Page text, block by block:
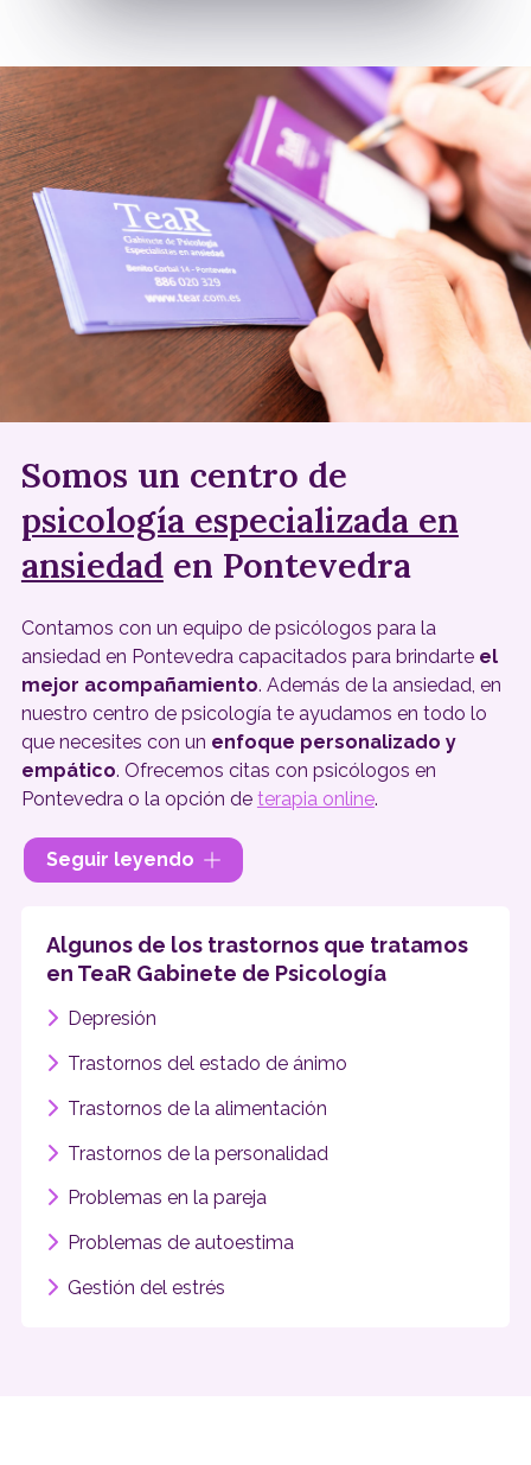
Somos un centro de
psicología especializada en
ansiedaden Pontevedra
Contamos con un equipo de psicólogos para la
ansiedad en Pontevedra capacitados para brindarte el
mejor acompañamiento. Además de la ansiedad, en
nuestro centro de psicología te ayudamos en todo lo
que necesites con un enfoque personalizado y
empático. Ofrecemos citas con psicólogos en
Pontevedra o la opción de terapia online.
Seguir leyendo
Algunos de los trastornos que tratamos
en TeaR Gabinete de Psicología
Depresión
Trastornos del estado de ánimo
Trastornos de la alimentación
Trastornos de la personalidad
Problemas en la pareja
Problemas de autoestima
Gestión del estrés